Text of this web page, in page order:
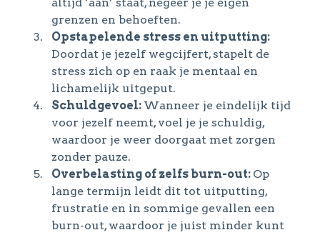
grenzen en behoeften.
Opstapelende stress en uitputting:
Doordat je jezelf wegcijfert, stapelt de
stress zich op en raak je mentaal en
lichamelijk uitgeput.
Schuldgevoel: Wanneer je eindelijk tijd
voor jezelf neemt, voel je je schuldig,
waardoor je weer doorgaat met zorgen
zonder pauze.
Overbelasting of zelfs burn-out: Op
lange termijn leidt dit tot uitputting,
frustratie en in sommige gevallen een
burn-out, waardoor je juist minder kunt